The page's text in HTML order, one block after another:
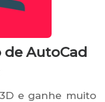
AutoCad
e ganhe muito